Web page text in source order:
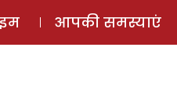
लॉग इन ⚲
आपकी समस्याएं